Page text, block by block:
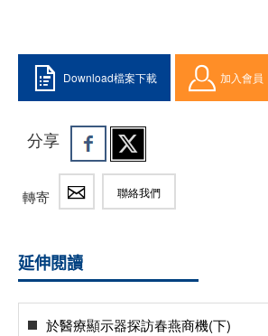
Download檔案下載 加入會員
分享
轉寄 聯絡我們
延伸閱讀
於醫療顯示器探訪春燕商機(下)